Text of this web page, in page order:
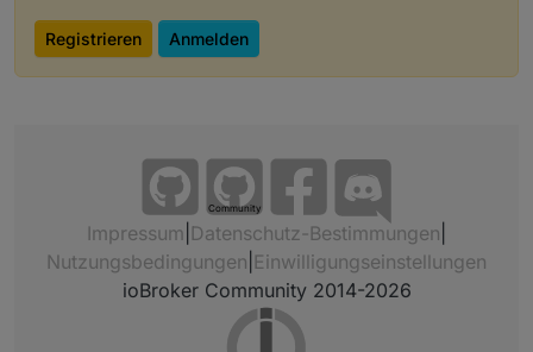
Registrieren Anmelden
Community
Impressum Datenschutz-Bestimmungen
Nutzungsbedingungen Einwilligungseinstellungen
ioBroker Community 2014-2026